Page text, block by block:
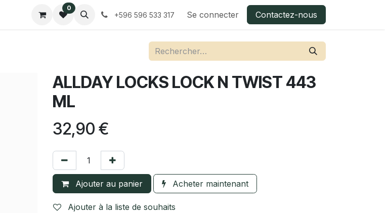
0
+596 596 533 317 Se connecter Contactez-nous
ALLDAY LOCKS LOCK N TWIST 443
ML
32,90 €
Ajouter au panier Acheter maintenant
Ajouter à la liste de souhaits